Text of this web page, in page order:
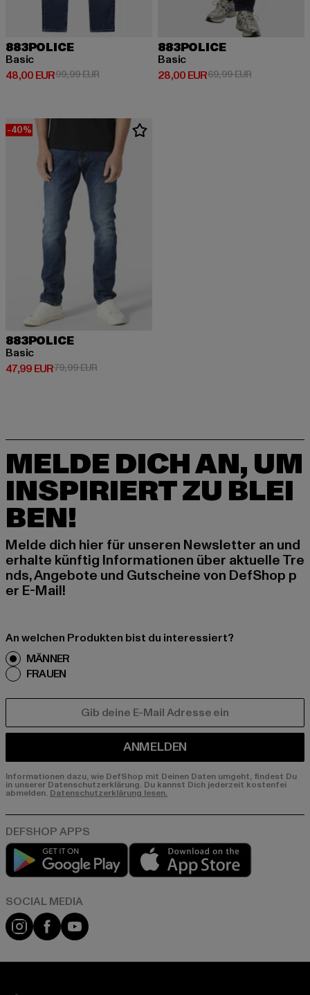
883POLICE
Basic
48,00 EUR
Derzeitiger Preis: 48,00 EUR
99,99 EURAktionspreis: 99,99 EUR
883POLICE
Basic
28,00 EUR
Derzeitiger Preis: 28,00 EUR
69,99 EURAktionspreis:
-40%
883POLICE
Basic
47,99 EUR
Derzeitiger Preis: 47,99 EUR
79,99 EURAktionspreis: 79,99 EUR
MELDE DICH AN, UM
INSPIRIERT ZU BLEI
BEN!
Melde dich hier für unseren Newsletter an und
erhalte künftig Informationen über aktuelle Tre
nds, Angebote und Gutscheine von DefShop p
er E-Mail!
An welchen Produkten bist du interessiert?
MÄNNER
FRAUEN
ANMELDEN
Informationen dazu, wie DefShop mit Deinen Daten umgeht, findest Du
in unserer Datenschutzerklärung. Du kannst Dich jederzeit kostenfei
abmelden. Datenschutzerklärung lesen.
Play market
Instagram
FacebookYouTube